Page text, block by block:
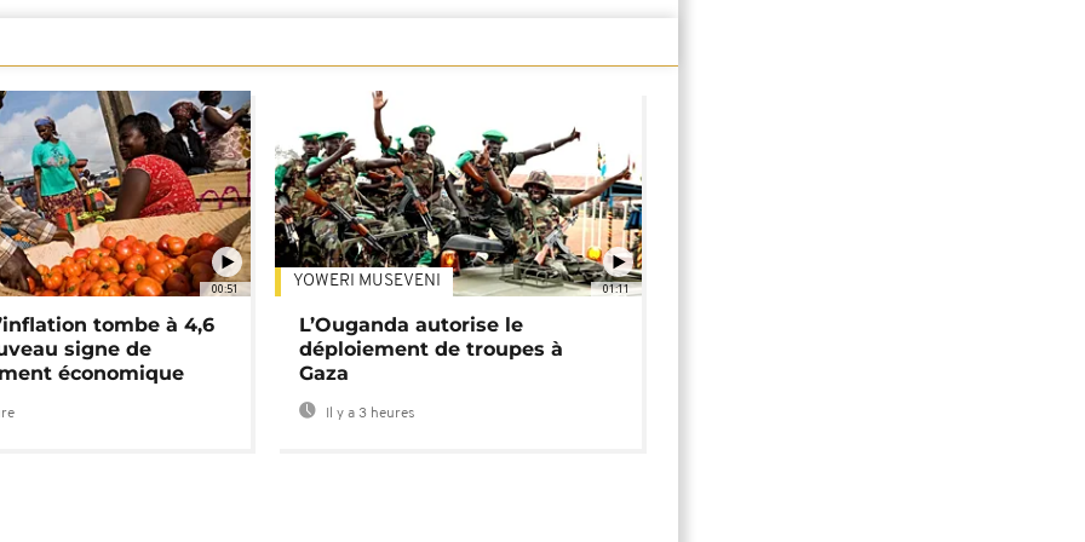
00:51
tombe à 4,6
signe de
économique
01:11
YOWERI MUSEVENI
L’Ouganda autorise le
déploiement de troupes à
Gaza
Il y a 3 heures